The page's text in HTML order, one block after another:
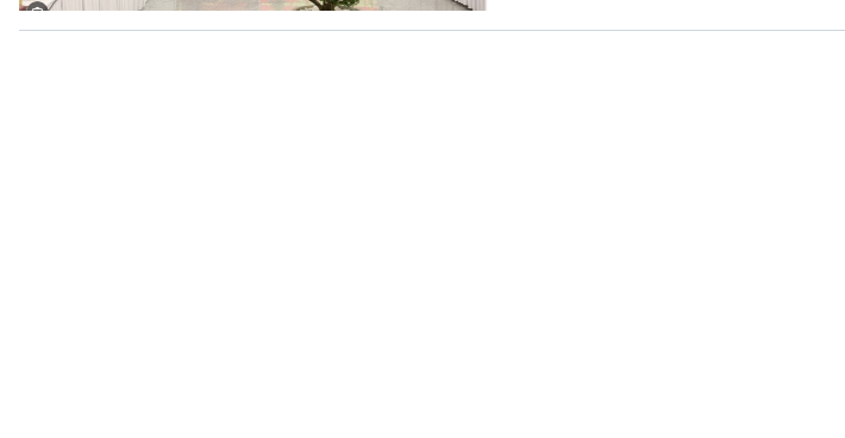
360 độ Sức khỏe
Kết nối công nghệ